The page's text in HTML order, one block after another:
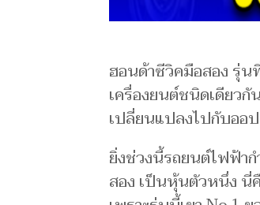
ฮอนด้าซีวิคมือสอง รุ่น
เครื่องยนต์ชนิดเดียว
เปลี่ยนแปลงไปกับออ
ยิ่งช่วงนี้รถยนต์ไฟฟ้า
สอง เป็นหุ้นตัวหนึ่ง นี่